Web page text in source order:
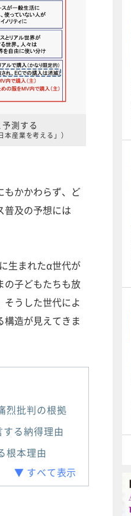
測する
産業を考える」）
もかかわらず、ど
普及の予想には
生まれたα世代が
の子どもたちも放
うした世代によ
造が見えてきま
烈批判の根拠
る納得理由
根本理由
▼ すべて表示